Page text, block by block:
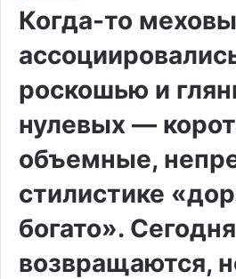
Когда-то
роскошью и
нулевых —
объемные,
стилистике
богато».
возвращаются,